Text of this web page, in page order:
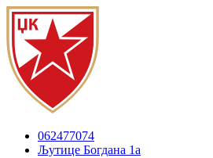
062477074
Љутице Богдана 1а